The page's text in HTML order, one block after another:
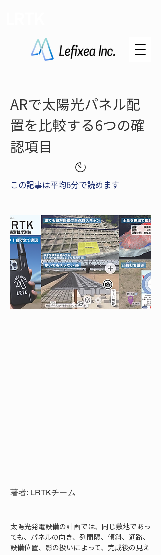
ARで太陽光パネル配
置を比較する6つの確
認項目
この記事は平均6分で読めます
著者: LRTKチーム
太陽光発電設備の計画では、同じ敷地であっ
ても、パネルの向き、列間隔、傾斜、通路、
設備位置、影の扱いによって、完成後の見え